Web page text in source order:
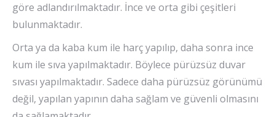
göre adlandırılmaktadır. İnce ve orta gibi çeşitleri
bulunmaktadır.
Orta ya da kaba kum ile harç yapılıp, daha sonra ince
kum ile sıva yapılmaktadır. Böylece pürüzsüz duvar
sıvası yapılmaktadır. Sadece daha pürüzsüz görünümü
değil, yapılan yapının daha sağlam ve güvenli olmasını